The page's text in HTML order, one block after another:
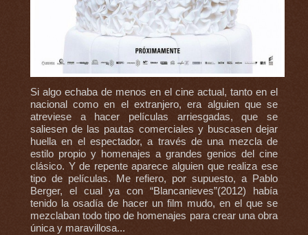
Si algo echaba de menos en el cine actual, tanto en el
nacional como en el extranjero, era alguien que se
atreviese a hacer películas arriesgadas, que se
saliesen de las pautas comerciales y buscasen dejar
huella en el espectador, a través de una mezcla de
estilo propio y homenajes a grandes genios del cine
clásico. Y de repente aparece alguien que realiza ese
tipo de películas. Me refiero, por supuesto, a Pablo
Berger, el cual ya con “Blancanieves”(2012) había
tenido la osadía de hacer un film mudo, en el que se
mezclaban todo tipo de homenajes para crear una obra
única y maravillosa...